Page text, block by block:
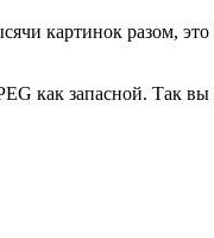
картинок разом, это
как запасной. Так